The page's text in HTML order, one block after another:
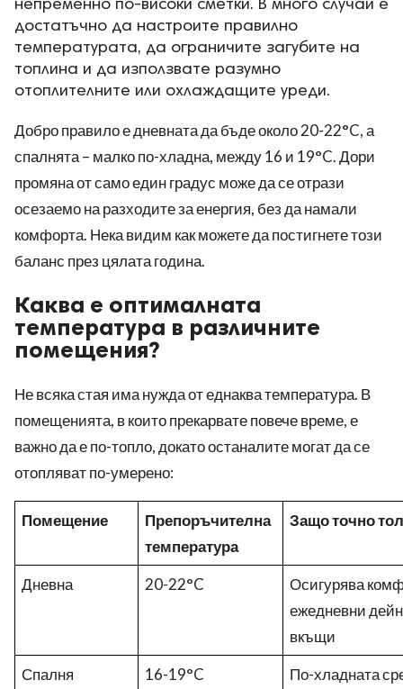
непременно по-високи сметки. В много случаи е
достатъчно да настроите правилно
температурата, да ограничите загубите на
топлина и да използвате разумно
отоплителните или охлаждащите уреди.
Добро правило е дневната да бъде около 20-22°C, а
спалнята – малко по-хладна, между 16 и 19°C. Дори
промяна от само един градус може да се отрази
осезаемо на разходите за енергия, без да намали
комфорта. Нека видим как можете да постигнете този
баланс през цялата година.
Каква е оптималната
температура в различните
помещения?
Не всяка стая има нужда от еднаква температура. В
помещенията, в които прекарвате повече време, е
важно да е по-топло, докато останалите могат да се
отопляват по-умерено:
Помещение
Препоръчителна
температура
Защо точно
Дневна 20-22°C
Осигурява
ежедневни
вкъщи
Спалня
16-19°C
По-хладната